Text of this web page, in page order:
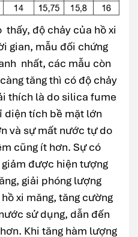
độ chảy của hồ xi
gian, mẫu đối chứng
nhất, các mẫu còn
tăng thì có độ chảy
thích là do silica fume
diện tích bề mặt lớn
và sự mất nước tự do
cũng ít hơn. Sự có
được hiện tượng
giải phóng lượng
xi măng, tăng cường
sử dụng, dẫn đến
Khi tăng hàm lượng